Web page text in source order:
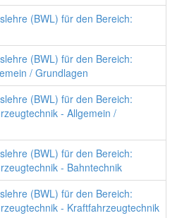
(BWL) für den Bereich:
(BWL) für den Bereich:
/ Grundlagen
(BWL) für den Bereich:
- Allgemein /
(BWL) für den Bereich:
- Bahntechnik
(BWL) für den Bereich:
- Kraftfahrzeugtechnik